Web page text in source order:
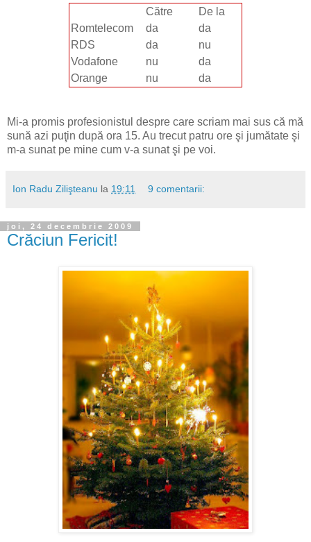
Către
De la
Romtelecom
da
da
RDS
da
nu
Vodafone
nu
da
Orange
nu da
Mi-a promis profesionistul despre care scriam mai sus că mă
sună azi puţin după ora 15. Au trecut patru ore şi jumătate şi
m-a sunat pe mine cum v-a sunat şi pe voi.
Ion Radu Zilişteanu la 19:11 9 comentarii:
joi, 24 decembrie 2009
Crăciun Fericit!